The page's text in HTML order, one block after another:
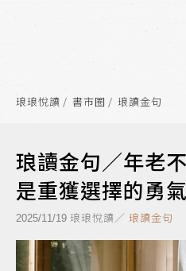
琅琅悅讀 書市圈 琅讀金句
琅讀金句／年老
是重獲選擇的勇氣
2025/11/19 琅琅悅讀／ 琅讀金句